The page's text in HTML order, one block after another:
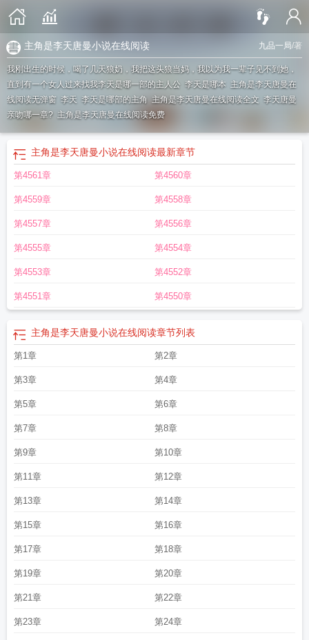
九品一局/著
主角是李天唐曼小说在线阅读
我刚出生的时候，喝了几天狼奶，我把这头狼当妈，我以为我一辈子见不到她，
直到有一个女人过来找我李天是哪一部的主人公 李天是哪本 主角是李天唐曼在
线阅读无弹窗 李天 李天是哪部的主角 主角是李天唐曼在线阅读全文 李天唐曼
亲吻哪一章? 主角是李天唐曼在线阅读免费
主角是李天唐曼小说在线阅读最新章节
第4561章 第4560章
第4559章 第4558章
第4557章 第4556章
第4555章 第4554章
第4553章 第4552章
第4551章 第4550章
主角是李天唐曼小说在线阅读章节列表
第1章 第2章
第3章 第4章
第5章 第6章
第7章 第8章
第9章 第10章
第11章 第12章
第13章 第14章
第15章 第16章
第17章 第18章
第19章 第20章
第21章 第22章
第23章 第24章